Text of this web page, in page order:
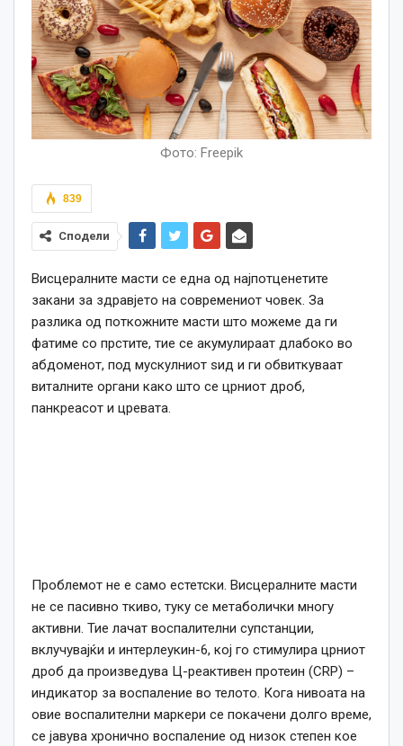
Фото: Freepik
839
Сподели
Висцералните масти се една од најпотценетите
закани за здравјето на современиот човек. За
разлика од поткожните масти што можеме да ги
фатиме со прстите, тие се акумулираат длабоко во
абдоменот, под мускулниот ѕид и ги обвиткуваат
виталните органи како што се црниот дроб,
панкреасот и цревата.
Проблемот не е само естетски. Висцералните масти
не се пасивно ткиво, туку се метаболички многу
активни. Тие лачат воспалителни супстанции,
вклучувајќи и интерлеукин-6, кој го стимулира црниот
дроб да произведува Ц-реактивен протеин (CRP) –
индикатор за воспаление во телото. Кога нивоата на
овие воспалителни маркери се покачени долго време,
се јавува хронично воспаление од низок степен кое